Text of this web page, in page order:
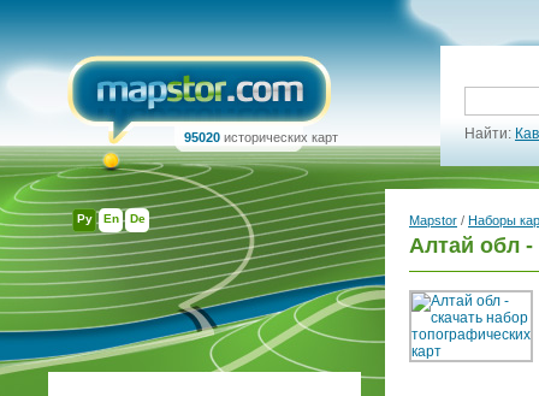
Ру En De
95020 исторических карт Найти:
Mapstor / Наборы
Алтай обл -